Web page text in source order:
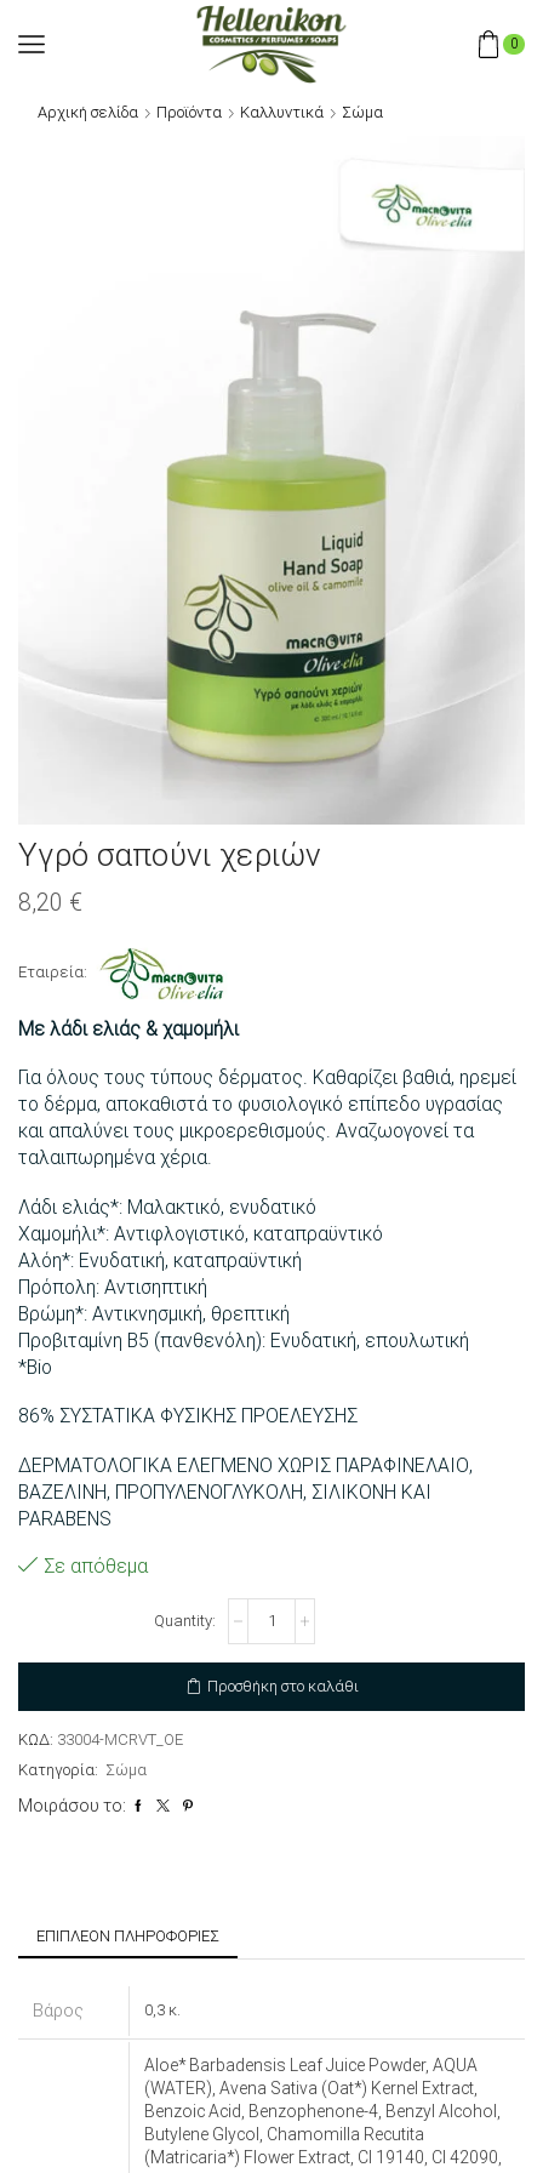
0
Αρχική σελίδα Προϊόντα Καλλυντικά Σώμα
Υγρό σαπούνι χεριών
8,20 €
Εταιρεία:
Με λάδι ελιάς & χαμομήλι
Για όλους τους τύπους δέρματος. Καθαρίζει βαθιά, ηρεμεί
το δέρμα, αποκαθιστά το φυσιολογικό επίπεδο υγρασίας
και απαλύνει τους μικροερεθισμούς. Αναζωογονεί τα
ταλαιπωρημένα χέρια.
Λάδι ελιάς*: Μαλακτικό, ενυδατικό
Χαμομήλι*: Αντιφλογιστικό, καταπραϋντικό
Αλόη*: Ενυδατική, καταπραϋντική
Πρόπολη: Αντισηπτική
Βρώμη*: Αντικνησμική, θρεπτική
Προβιταμίνη B5 (πανθενόλη): Ενυδατική, επουλωτική
*Bio
86% ΣΥΣΤΑΤΙΚΑ ΦΥΣΙΚΗΣ ΠΡΟΕΛΕΥΣΗΣ
ΔΕΡΜΑΤΟΛΟΓΙΚΑ ΕΛΕΓΜΕΝΟ ΧΩΡΙΣ ΠΑΡΑΦΙΝΕΛΑΙΟ,
ΒΑΖΕΛΙΝΗ, ΠΡΟΠΥΛΕΝΟΓΛΥΚΟΛΗ, ΣΙΛΙΚΟΝΗ ΚΑΙ
PARABENS
Σε απόθεμα
σαπούνι
Προσθήκη στο καλάθι
ΚΩΔ: 33004-MCRVT_OE
Κατηγορία: Σώμα
Μοιράσου το:
ΕΠΙΠΛΈΟΝ ΠΛΗΡΟΦΟΡΊΕΣ
Βάρος 0,3 κ.
Aloe* Barbadensis Leaf Juice Powder, AQUA
(WATER), Avena Sativa (Oat*) Kernel Extract,
Benzoic Acid, Benzophenone-4, Benzyl Alcohol,
Butylene Glycol, Chamomilla Recutita
(Matricaria*) Flower Extract, CI 19140, CI 42090,